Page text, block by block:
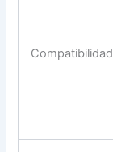
Compatibilidad